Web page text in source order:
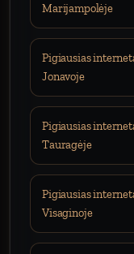
Marijampolėje
Pigiausias
Jonavoje
Pigiausias
Tauragėje
Pigiausias
Visaginoje